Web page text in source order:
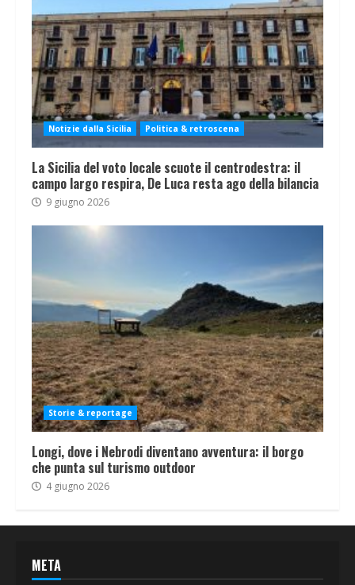
Notizie dalla Sicilia Politica & retroscena
La Sicilia del voto locale scuote il centrodestra: il
campo largo respira, De Luca resta ago della bilancia
9 giugno 2026
Storie & reportage
Longi, dove i Nebrodi diventano avventura: il borgo
che punta sul turismo outdoor
4 giugno 2026
META